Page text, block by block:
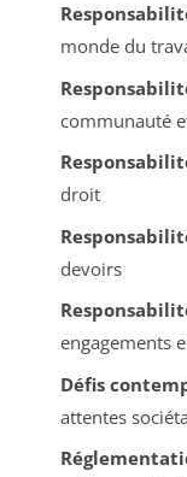
monde du
communauté
droit
devoirs
engagements
Défis
attentes